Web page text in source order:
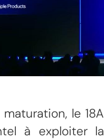
le 18A
à exploiter la